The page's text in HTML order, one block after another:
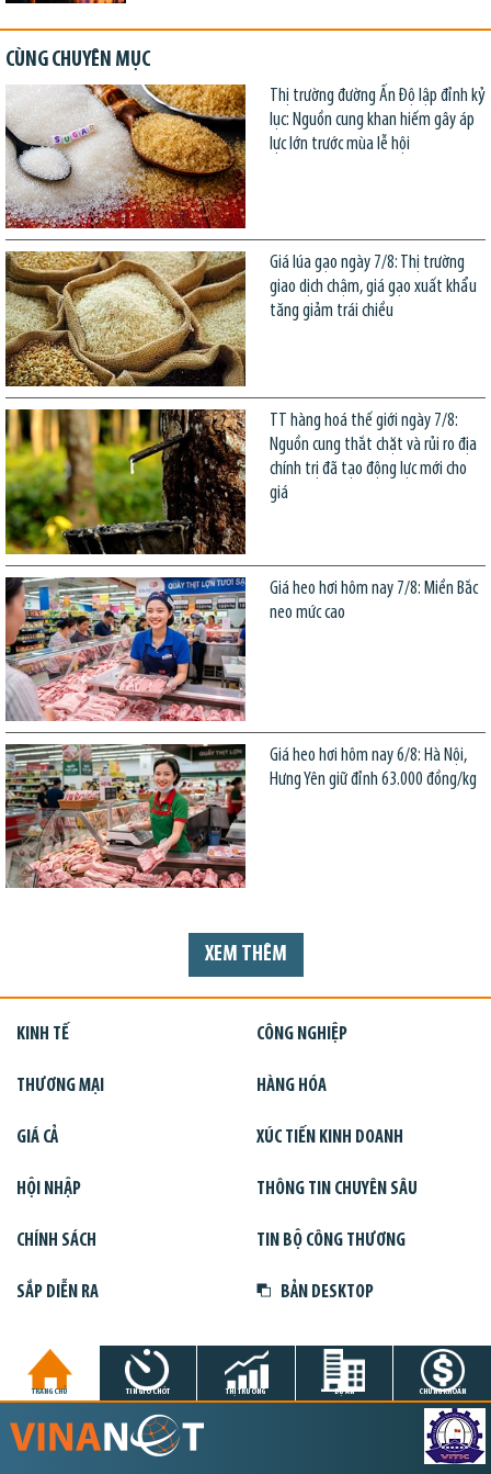
CÙNG CHUYÊN MỤC
Thị trường đường Ấn Độ lập đỉnh kỷ
lục: Nguồn cung khan hiếm gây áp
lực lớn trước mùa lễ hội
Giá lúa gạo ngày 7/8: Thị trường
giao dịch chậm, giá gạo xuất khẩu
tăng giảm trái chiều
TT hàng hoá thế giới ngày 7/8:
Nguồn cung thắt chặt và rủi ro địa
chính trị đã tạo động lực mới cho
giá
Giá heo hơi hôm nay 7/8: Miền Bắc
neo mức cao
Giá heo hơi hôm nay 6/8: Hà Nội,
Hưng Yên giữ đỉnh 63.000 đồng/kg
XEM THÊM
KINH TẾ CÔNG NGHIỆP
THƯƠNG MẠI HÀNG HÓA
GIÁ CẢ XÚC TIẾN KINH DOANH
HỘI NHẬP THÔNG TIN CHUYÊN SÂU
CHÍNH SÁCH TIN BỘ CÔNG THƯƠNG
SẮP DIỄN RA BẢN DESKTOP
TRANG CHỦ TIN GIỜ CHÓT THỊ TRƯỜNG DỰ ÁN CHỨNG KHOÁN